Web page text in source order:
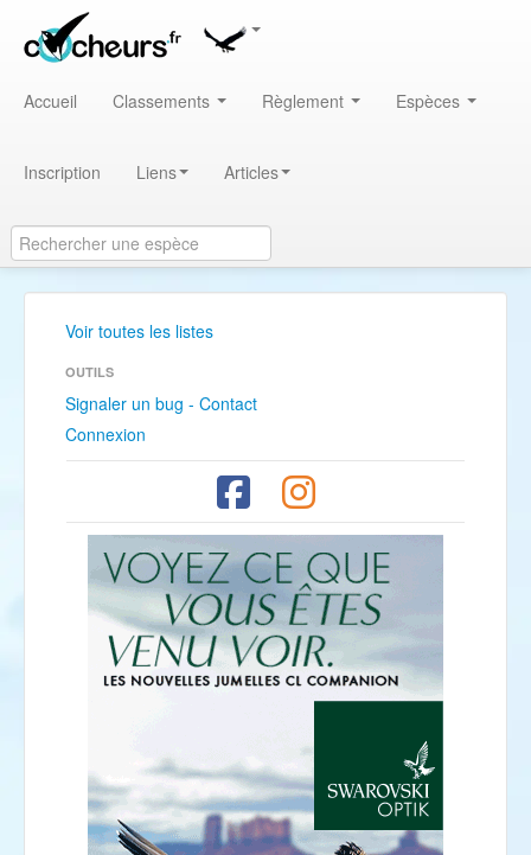
Accueil Classements Règlement Espèces
Inscription Liens Articles
Voir toutes les listes
OUTILS
Signaler un bug - Contact
Connexion